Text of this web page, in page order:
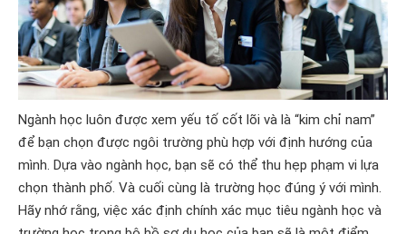
Ngành học luôn được xem yếu tố cốt lõi và là “kim chỉ nam”
để bạn chọn được ngôi trường phù hợp với định hướng của
mình. Dựa vào ngành học, bạn sẽ có thể thu hẹp phạm vi lựa
chọn thành phố. Và cuối cùng là trường học đúng ý với mình.
Hãy nhớ rằng, việc xác định chính xác mục tiêu ngành học và